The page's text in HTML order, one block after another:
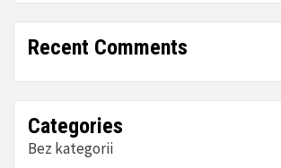
Recent Comments
Categories
Bez kategorii